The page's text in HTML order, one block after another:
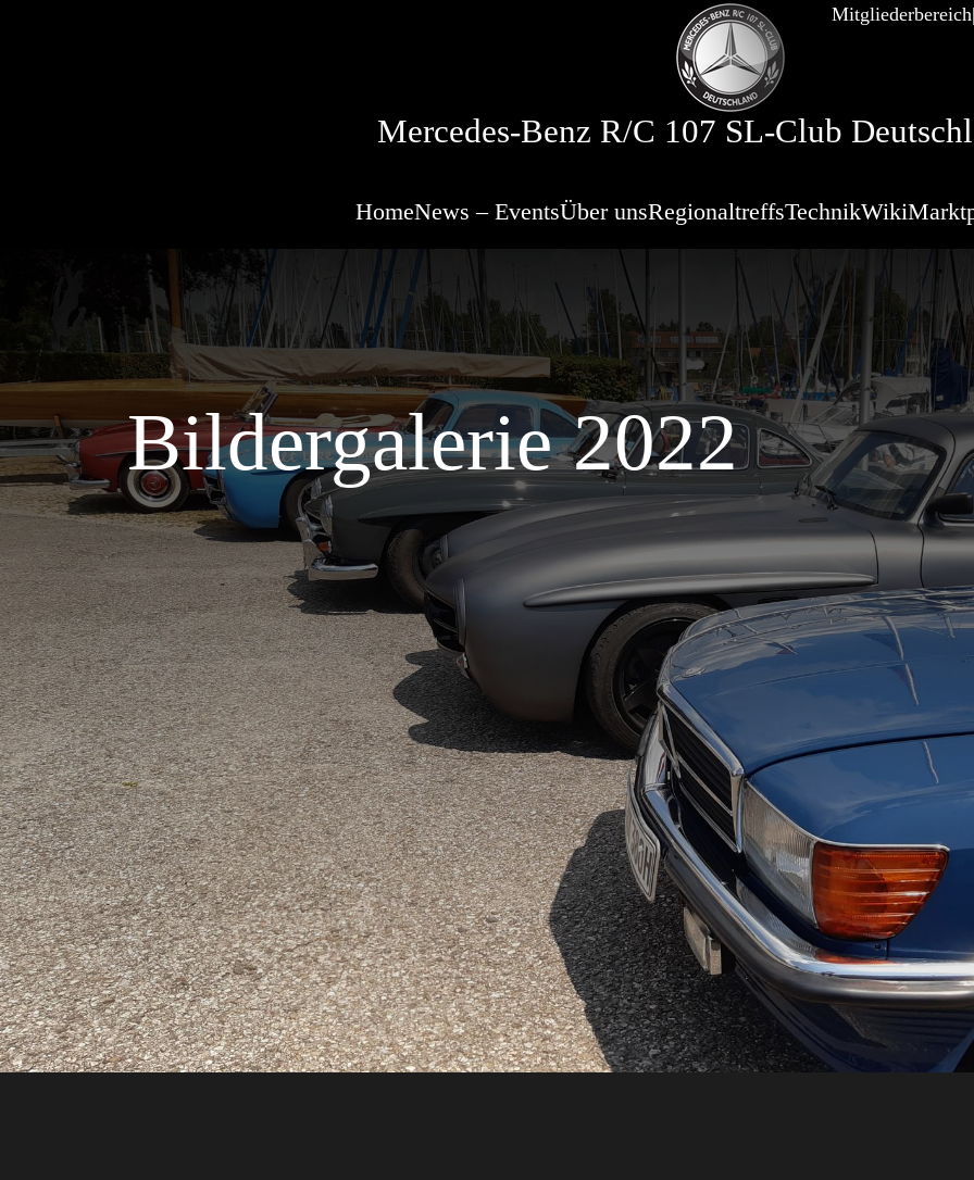
Mitgliederbereich
Mercedes-Benz R/C 107 SL-Club
HomeNews – EventsÜber unsRegionaltreffsTechnikWiki
Bildergalerie 2022